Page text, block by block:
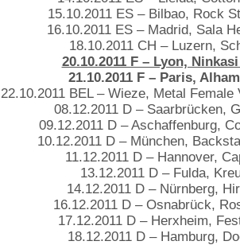
15.10.2011 ES – Bilbao, Rock
16.10.2011 ES – Madrid, Sala
18.10.2011 CH – Luzern,
20.10.2011 F – Lyon,
21.10.2011 F – Paris,
22.10.2011 BEL – Wieze, Metal Female
08.12.2011 D – Saarbrücken,
09.12.2011 D – Aschaffenburg,
10.12.2011 D – München,
11.12.2011 D – Hannover,
13.12.2011 D – Fulda,
14.12.2011 D – Nürnberg,
16.12.2011 D – Osnabrück,
17.12.2011 D – Herxheim,
18.12.2011 D – Hamburg,